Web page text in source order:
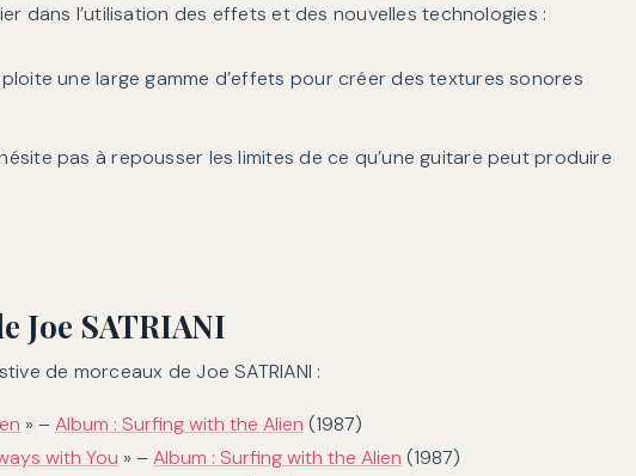
dans l’utilisation des effets et des nouvelles technologies :
une large gamme d’effets pour créer des textures sonores
pas à repousser les limites de ce qu’une guitare peut produire
Joe SATRIANI
de morceaux de Joe SATRIANI :
» – Album : Surfing with the Alien (1987)
with You » – Album : Surfing with the Alien (1987)